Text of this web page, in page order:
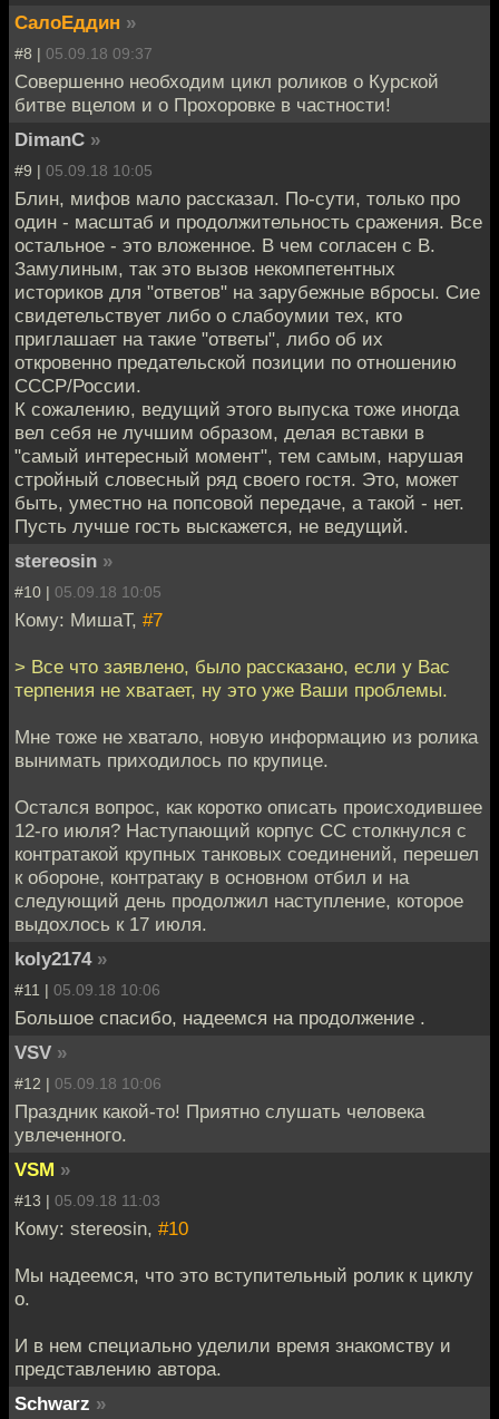
СалоЕддин »
#8 | 05.09.18 09:37
Совершенно необходим цикл роликов о Курской
битве вцелом и о Прохоровке в частности!
DimanC »
#9 | 05.09.18 10:05
Блин, мифов мало рассказал. По-сути, только про
один - масштаб и продолжительность сражения. Все
остальное - это вложенное. В чем согласен с В.
Замулиным, так это вызов некомпетентных
историков для "ответов" на зарубежные вбросы. Сие
свидетельствует либо о слабоумии тех, кто
приглашает на такие "ответы", либо об их
откровенно предательской позиции по отношению
СССР/России.
К сожалению, ведущий этого выпуска тоже иногда
вел себя не лучшим образом, делая вставки в
"самый интересный момент", тем самым, нарушая
стройный словесный ряд своего гостя. Это, может
быть, уместно на попсовой передаче, а такой - нет.
Пусть лучше гость выскажется, не ведущий.
stereosin »
#10 | 05.09.18 10:05
Кому: МишаТ, #7
> Все что заявлено, было рассказано, если у Вас
терпения не хватает, ну это уже Ваши проблемы.
Мне тоже не хватало, новую информацию из ролика
вынимать приходилось по крупице.
Остался вопрос, как коротко описать происходившее
12-го июля? Наступающий корпус СС столкнулся с
контратакой крупных танковых соединений, перешел
к обороне, контратаку в основном отбил и на
следующий день продолжил наступление, которое
выдохлось к 17 июля.
koly2174 »
#11 | 05.09.18 10:06
Большое спасибо, надеемся на продолжение .
VSV »
#12 | 05.09.18 10:06
Праздник какой-то! Приятно слушать человека
увлеченного.
VSM »
#13 | 05.09.18 11:03
Кому: stereosin, #10
Мы надеемся, что это вступительный ролик к циклу
о.
И в нем специально уделили время знакомству и
представлению автора.
Schwarz »